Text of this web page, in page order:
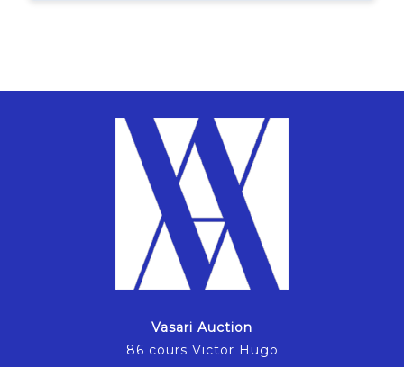
Vasari Auction
86 cours Victor Hugo